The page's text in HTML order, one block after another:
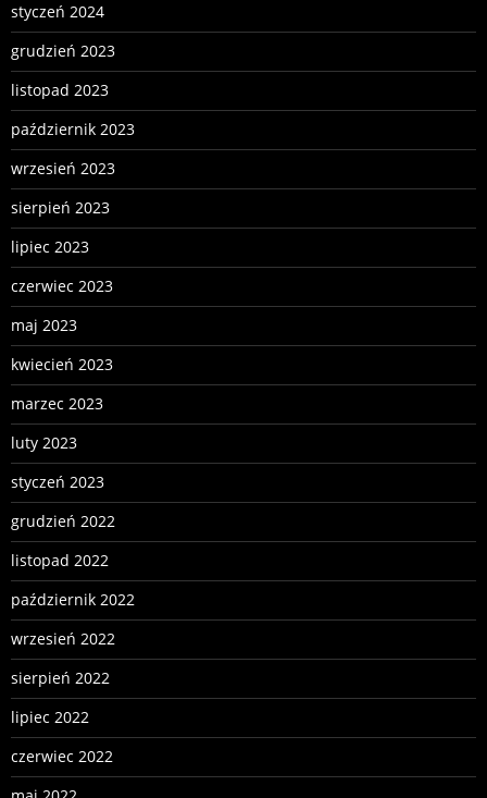
styczeń 2024
grudzień 2023
listopad 2023
październik 2023
wrzesień 2023
sierpień 2023
lipiec 2023
czerwiec 2023
maj 2023
kwiecień 2023
marzec 2023
luty 2023
styczeń 2023
grudzień 2022
listopad 2022
październik 2022
wrzesień 2022
sierpień 2022
lipiec 2022
czerwiec 2022